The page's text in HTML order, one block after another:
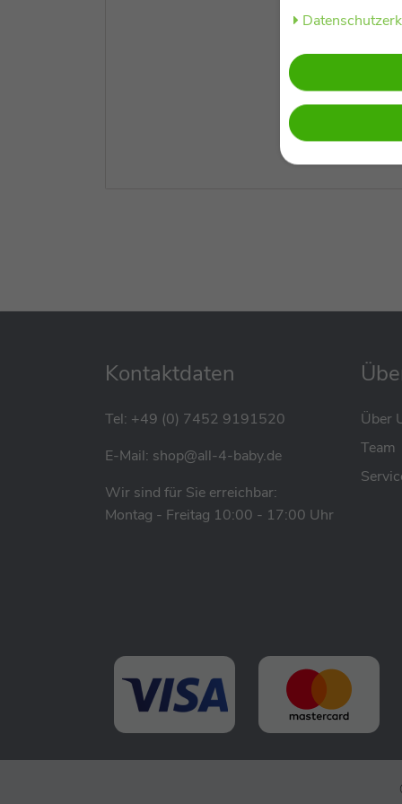
Kontaktdaten
Tel: +49 (0) 7452 9191520
E-Mail: shop@all-4-baby.de
Wir sind für Sie erreichbar:
Montag - Freitag 10:00 - 17:00 Uhr
Über
Team